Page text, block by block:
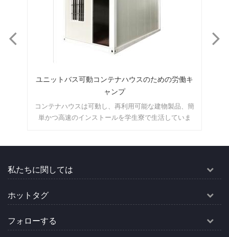
保管/キャビン用の10フィートのフラクトパックコ
ンテナーハウス
この10フィートのコンテナハウスは、オフィス、ゲー
トハウス、キャッシャーユニット、保管室などとして
私たちに関しては
ホットタグ
フォローする